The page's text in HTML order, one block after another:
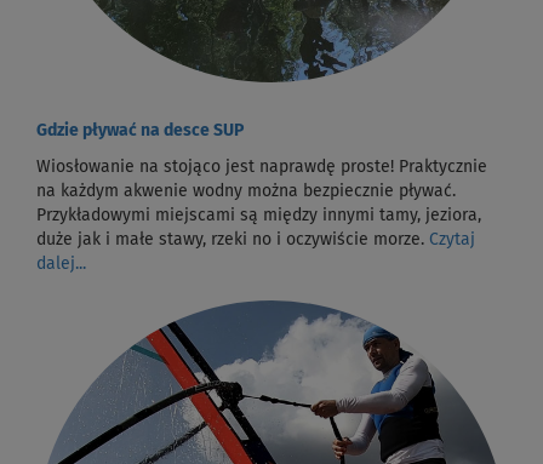
Gdzie pływać na desce SUP
Wiosłowanie na stojąco jest naprawdę proste! Praktycznie
na każdym akwenie wodny można bezpiecznie pływać.
Przykładowymi miejscami są między innymi tamy, jeziora,
duże jak i małe stawy, rzeki no i oczywiście morze. Czytaj
dalej...